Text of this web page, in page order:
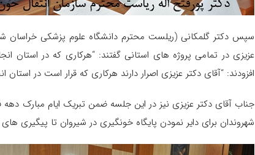
سپس دکتر گلمکانی (ریلست محترم دانشگاه علوم پزشکی خراسان
عزیزی در تمامی پروژه های استانی گفتند: “هرکاری که در
افزودند: “آقای دکتر عزیزی اصرار دارند هرکاری که قرار است در استان
جناب آقای دکتر عزیزی نیز در این جلسه ضمن تبریک ایام مبارک
شهروندان برای دایر نمودن پایگاه خونگیری در شیروان تا پیگیری های